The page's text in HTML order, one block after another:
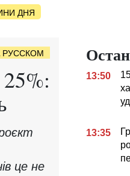
ДНЯ
РУССКОМ
це не
13:50
13:35